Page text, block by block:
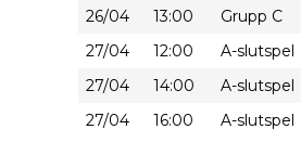
26/04
13:00 Grupp C
27/04
12:00 A-slutspel
27/04
14:00 A-slutspel
27/04
16:00 A-slutspel